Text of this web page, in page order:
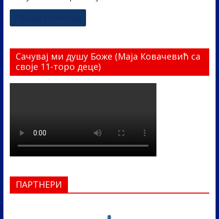
Сачувај ми душу Боже (Маја Ковачевић са
своје 11-торо деце)
ПАРТНЕРИ